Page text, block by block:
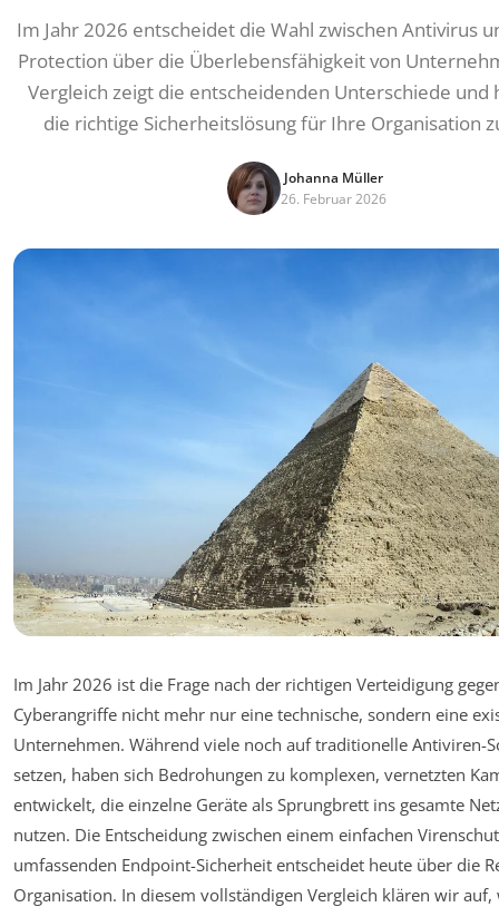
Im Jahr 2026 entscheidet die Wahl zwischen Antivirus
Protection über die Überlebensfähigkeit von
Vergleich zeigt die entscheidenden Unterschiede und
die richtige Sicherheitslösung für Ihre Organisation
Johanna Müller
26. Februar 2026
Im Jahr 2026 ist die Frage nach der richtigen Verteidigung
Cyberangriffe nicht mehr nur eine technische, sondern eine
Unternehmen. Während viele noch auf traditionelle Antiviren-
setzen, haben sich Bedrohungen zu komplexen, vernetzten
entwickelt, die einzelne Geräte als Sprungbrett ins gesamte
nutzen. Die Entscheidung zwischen einem einfachen
umfassenden Endpoint-Sicherheit entscheidet heute über die
Organisation. In diesem vollständigen Vergleich klären wir